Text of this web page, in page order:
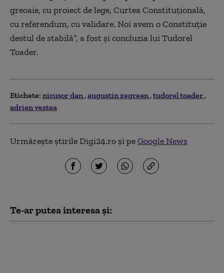
greoaie, cu proiect de lege, Curtea Constituțională,
cu referendum, cu validare. Noi avem o Constituție
destul de stabilă”, a fost și concluzia lui Tudorel
Toader.
Etichete: nicusor dan augustin zegrean tudorel toader
adrian vestea
Urmărește știrile Digi24.ro și peGoogle News
Te-ar putea interesa și: